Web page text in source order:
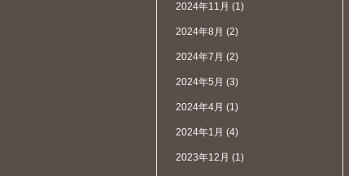
2024年11月 (1)
2024年8月 (2)
2024年7月 (2)
2024年5月 (3)
2024年4月 (1)
2024年1月 (4)
2023年12月 (1)